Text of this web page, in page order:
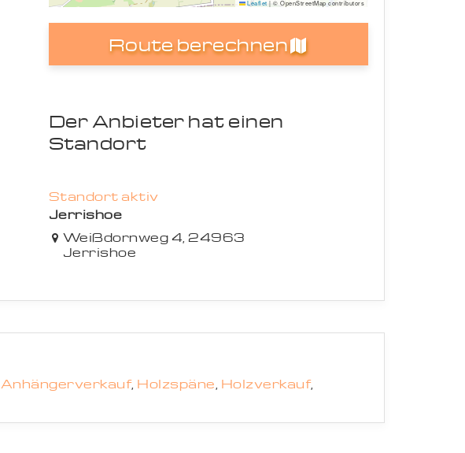
Leaflet | © OpenStreetMap contributors
Route berechnen
Der Anbieter hat einen
Standort
Standort aktiv
Jerrishoe
Weißdornweg 4, 24963
Jerrishoe
Anhängerverkauf, Holzspäne, Holzverkauf,